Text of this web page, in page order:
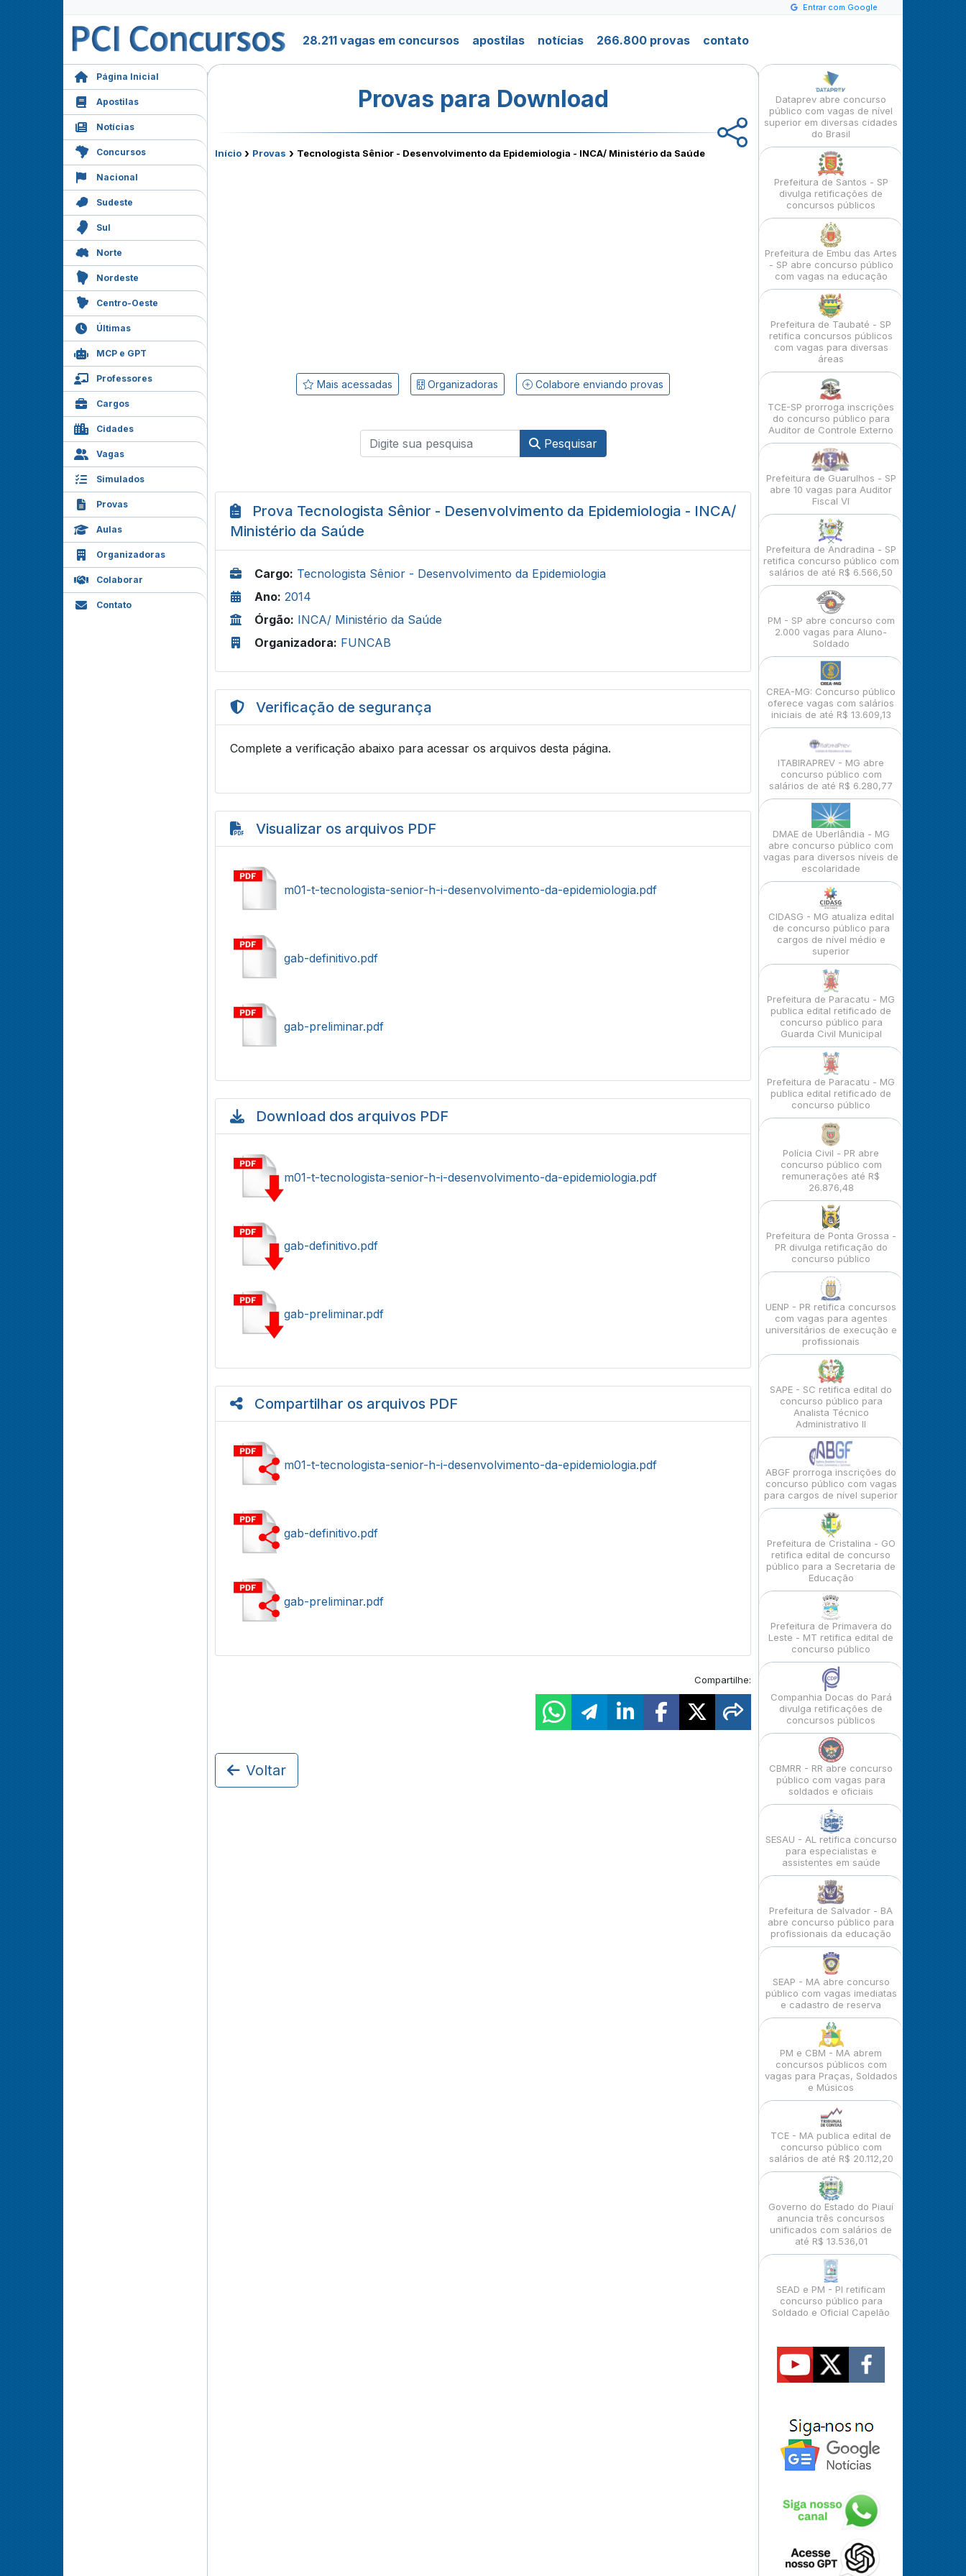
Entrar com Google
28.211 vagas em concursos apostilas notícias 266.800 provas contato
Página Inicial
Apostilas
Notícias
Concursos
Nacional
Sudeste
Sul
Norte
Nordeste
Centro-Oeste
Últimas
MCP e GPT
Professores
Cargos
Cidades
Vagas
Simulados
Provas
Aulas
Organizadoras
Colaborar
Contato
Provas para Download
Início › Provas › Tecnologista Sênior - Desenvolvimento da Epidemiologia - INCA/ Ministério da Saúde
Mais acessadas Organizadoras Colabore enviando provas
Pesquisar
Prova Tecnologista Sênior - Desenvolvimento da Epidemiologia - INCA/
Ministério da Saúde
Cargo: Tecnologista Sênior - Desenvolvimento da Epidemiologia
Ano: 2014
Órgão: INCA/ Ministério da Saúde
Organizadora: FUNCAB
Verificação de segurança
Complete a verificação abaixo para acessar os arquivos desta página.
Visualizar os arquivos PDF
m01-t-tecnologista-senior-h-i-desenvolvimento-da-epidemiologia.pdf
gab-definitivo.pdf
gab-preliminar.pdf
Download dos arquivos PDF
m01-t-tecnologista-senior-h-i-desenvolvimento-da-epidemiologia.pdf
gab-definitivo.pdf
gab-preliminar.pdf
Compartilhar os arquivos PDF
m01-t-tecnologista-senior-h-i-desenvolvimento-da-epidemiologia.pdf
gab-definitivo.pdf
gab-preliminar.pdf
Compartilhe:
Voltar
Dataprev abre concurso
público com vagas de nível
superior em diversas cidades
do Brasil
Prefeitura de Santos - SP
divulga retificações de
concursos públicos
Prefeitura de Embu das Artes
- SP abre concurso público
com vagas na educação
Prefeitura de Taubaté - SP
retifica concursos públicos
com vagas para diversas
áreas
TCE-SP prorroga inscrições
do concurso público para
Auditor de Controle Externo
Prefeitura de Guarulhos - SP
abre 10 vagas para Auditor
Fiscal VI
Prefeitura de Andradina - SP
retifica concurso público com
salários de até R$ 6.566,50
PM - SP abre concurso com
2.000 vagas para Aluno-
Soldado
CREA-MG: Concurso público
oferece vagas com salários
iniciais de até R$ 13.609,13
ITABIRAPREV - MG abre
concurso público com
salários de até R$ 6.280,77
DMAE de Uberlândia - MG
abre concurso público com
vagas para diversos níveis de
escolaridade
CIDASG - MG atualiza edital
de concurso público para
cargos de nível médio e
superior
Prefeitura de Paracatu - MG
publica edital retificado de
concurso público para
Guarda Civil Municipal
Prefeitura de Paracatu - MG
publica edital retificado de
concurso público
Polícia Civil - PR abre
concurso público com
remunerações até R$
26.876,48
Prefeitura de Ponta Grossa -
PR divulga retificação do
concurso público
UENP - PR retifica concursos
com vagas para agentes
universitários de execução e
profissionais
SAPE - SC retifica edital do
concurso público para
Analista Técnico
Administrativo II
ABGF prorroga inscrições do
concurso público com vagas
para cargos de nível superior
Prefeitura de Cristalina - GO
retifica edital de concurso
público para a Secretaria de
Educação
Prefeitura de Primavera do
Leste - MT retifica edital de
concurso público
Companhia Docas do Pará
divulga retificações de
concursos públicos
CBMRR - RR abre concurso
público com vagas para
soldados e oficiais
SESAU - AL retifica concurso
para especialistas e
assistentes em saúde
Prefeitura de Salvador - BA
abre concurso público para
profissionais da educação
SEAP - MA abre concurso
público com vagas imediatas
e cadastro de reserva
PM e CBM - MA abrem
concursos públicos com
vagas para Praças, Soldados
e Músicos
TCE - MA publica edital de
concurso público com
salários de até R$ 20.112,20
Governo do Estado do Piauí
anuncia três concursos
unificados com salários de
até R$ 13.536,01
SEAD e PM - PI retificam
concurso público para
Soldado e Oficial Capelão